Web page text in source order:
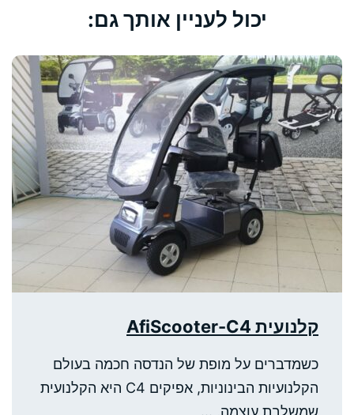
יכול לעניין אותך גם:
קלנועית AfiScooter-C4
כשמדברים על מופת של הנדסה חכמה בעולם
הקלנועיות הבינוניות, אפיקים C4 היא הקלנועית
שמשלבת עוצמה, ...